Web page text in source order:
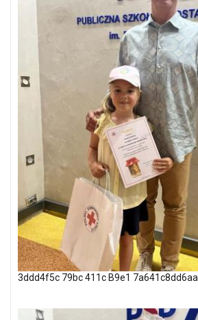
3ddd4f5c 79bc 411c B9e1 7a641c8dd6aa